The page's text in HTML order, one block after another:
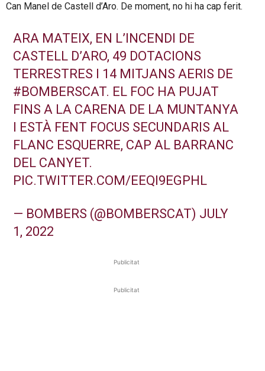
Can Manel de Castell d’Aro. De moment, no hi ha cap ferit.
ARA MATEIX, EN L’INCENDI DE
CASTELL D’ARO, 49 DOTACIONS
TERRESTRES I 14 MITJANS AERIS DE
#BOMBERSCAT. EL FOC HA PUJAT
FINS A LA CARENA DE LA MUNTANYA
I ESTÀ FENT FOCUS SECUNDARIS AL
FLANC ESQUERRE, CAP AL BARRANC
DEL CANYET.
PIC.TWITTER.COM/EEQI9EGPHL
— BOMBERS (@BOMBERSCAT) JULY
1, 2022
Publicitat
Publicitat